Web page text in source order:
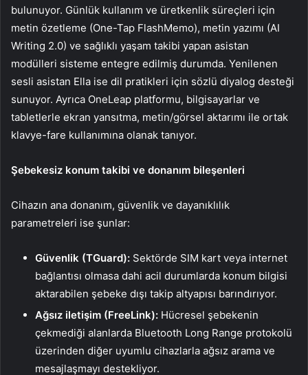
bulunuyor. Günlük kullanım ve üretkenlik süreçleri için
metin özetleme (One-Tap FlashMemo), metin yazımı (AI
Writing 2.0) ve sağlıklı yaşam takibi yapan asistan
modülleri sisteme entegre edilmiş durumda. Yenilenen
sesli asistan Ella ise dil pratikleri için sözlü diyalog desteği
sunuyor. Ayrıca OneLeap platformu, bilgisayarlar ve
tabletlerle ekran yansıtma, metin/görsel aktarımı ile ortak
klavye-fare kullanımına olanak tanıyor.
Şebekesiz konum takibi ve donanım bileşenleri
Cihazın ana donanım, güvenlik ve dayanıklılık
parametreleri ise şunlar:
Güvenlik (TGuard): Sektörde SIM kart veya internet
bağlantısı olmasa dahi acil durumlarda konum bilgisi
aktarabilen şebeke dışı takip altyapısı barındırıyor.
Ağsız iletişim (FreeLink): Hücresel şebekenin
çekmediği alanlarda Bluetooth Long Range protokolü
üzerinden diğer uyumlu cihazlarla ağsız arama ve
mesajlaşmayı destekliyor.